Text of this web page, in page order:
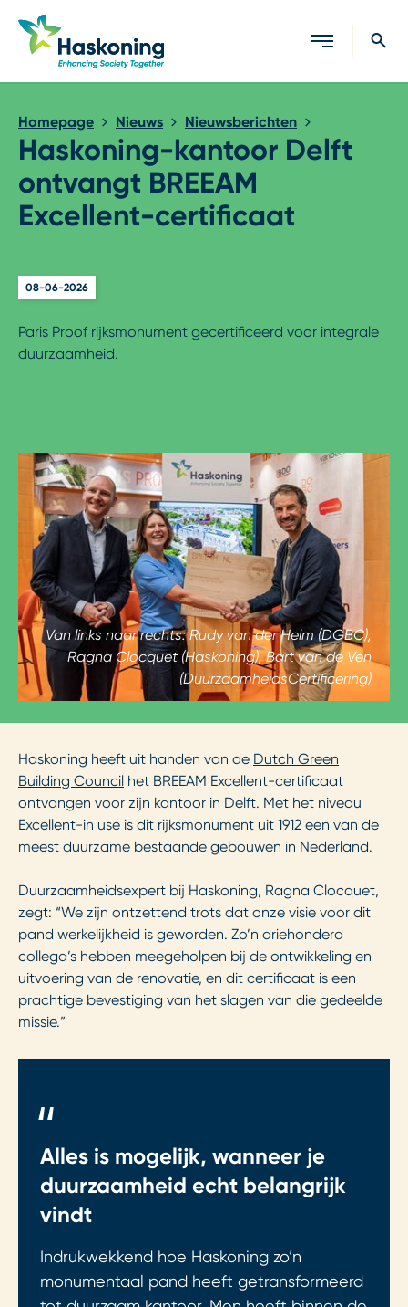
Sluiten
Homepage Nieuws Nieuwsberichten
Haskoning-kantoor Delft
ontvangt BREEAM
Excellent-certificaat
08-06-2026
Paris Proof rijksmonument gecertificeerd voor integrale
duurzaamheid.
Van links naar rechts: Rudy van der Helm (DGBC),
Ragna Clocquet (Haskoning), Bart van de Ven
(DuurzaamheidsCertificering)
Haskoning heeft uit handen van de Dutch Green
Building Council het BREEAM Excellent-certificaat
ontvangen voor zijn kantoor in Delft. Met het niveau
Excellent-in use is dit rijksmonument uit 1912 een van de
meest duurzame bestaande gebouwen in Nederland.
Duurzaamheidsexpert bij Haskoning, Ragna Clocquet,
zegt: “We zijn ontzettend trots dat onze visie voor dit
pand werkelijkheid is geworden. Zo’n driehonderd
collega’s hebben meegeholpen bij de ontwikkeling en
uitvoering van de renovatie, en dit certificaat is een
prachtige bevestiging van het slagen van die gedeelde
missie.”
"
Alles is mogelijk, wanneer je
duurzaamheid echt belangrijk
vindt
Indrukwekkend hoe Haskoning zo’n
monumentaal pand heeft getransformeerd